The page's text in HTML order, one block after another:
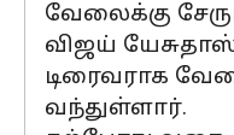
வேலைக்கு
விஜய்
டிரைவராக
வந்துள்ளார்.